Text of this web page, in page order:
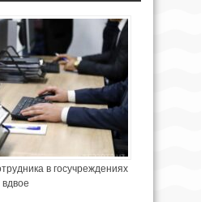
в госучреждениях
вдвое